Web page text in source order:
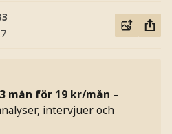
mån för 19 kr/mån –
intervjuer och